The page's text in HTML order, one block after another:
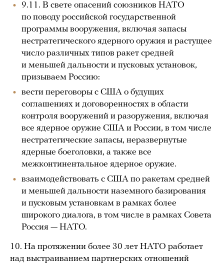
9.11. В свете опасений союзников НАТО
по поводу российской государственной
программы вооружения, включая запасы
нестратегического ядерного оружия и растущее
число различных типов ракет средней
и меньшей дальности и пусковых установок,
призываем Россию:
вести переговоры с США о будущих
соглашениях и договоренностях в области
контроля вооружений и разоружения, включая
все ядерное оружие США и России, в том числе
нестратегические запасы, неразвернутые
ядерные боеголовки, а также все
межконтинентальное ядерное оружие.
взаимодействовать с США по ракетам средней
и меньшей дальности наземного базирования
и пусковым установкам в рамках более
широкого диалога, в том числе в рамках Совета
Россия — НАТО.
10. На протяжении более 30 лет НАТО работает
над выстраиванием партнерских отношений